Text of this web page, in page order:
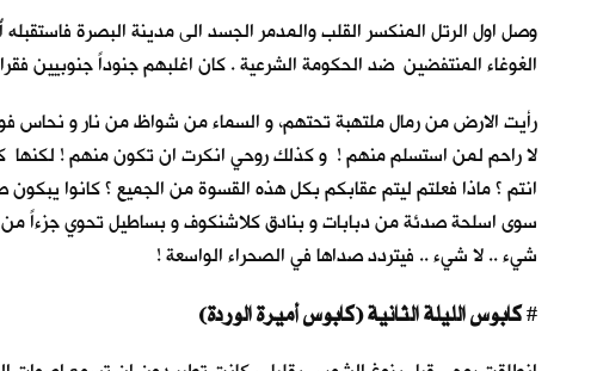
وصل اول الرتل المنكسر القلب والمدمر الجسد الى مدينة البصرة
الغوغاء المنتفضين ضد الحكومة الشرعية . كان اغلبهم جنوداً جنوبيين
رأيت الارض من رمال ملتهبة تحتهم، و السماء من شواظ من نار و نحاس
لا راحم لمن استسلم منهم ! و كذلك روحي انكرت ان تكون منهم !
انتم ؟ ماذا فعلتم ليتم عقابكم بكل هذه القسوة من الجميع ؟ كانوا
سوى اسلحة صدئة من دبابات و بنادق كلاشنكوف و بساطيل تحوي جزءاً
شيء .. لا شيء .. فيتردد صداها في الصحراء الواسعة !
كابوس الليلة الثانية (كابوس أميرة الوردة)#